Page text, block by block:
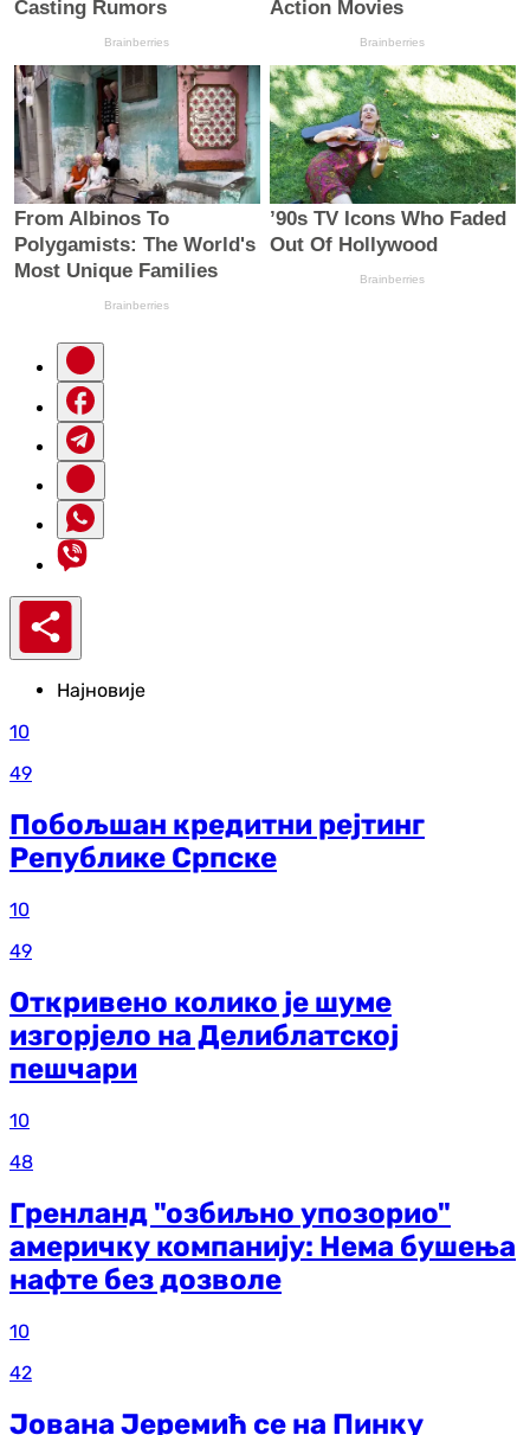
Најновије
10
49
Побољшан кредитни рејтинг
Републике Српске
10
49
Откривено колико је шуме
изгорјело на Делиблатској
пешчари
10
48
Гренланд "озбиљно упозорио"
америчку компанију: Нема бушења
нафте без дозволе
10
42
Јована Јеремић се на Пинку